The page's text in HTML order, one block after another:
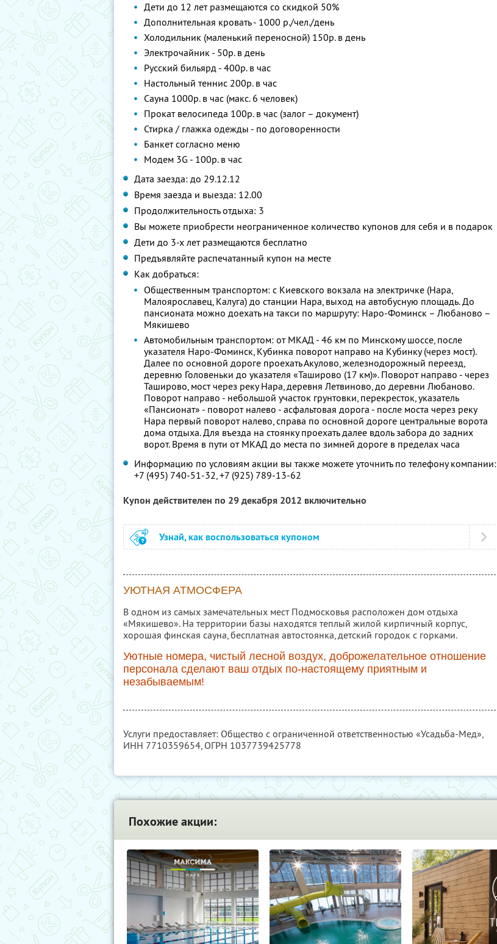
Дети до 12 лет размещаются со скидкой 50%
Дополнительная кровать - 1000 р./чел./день
Холодильник (маленький переносной) 150р. в день
Электрочайник - 50р. в день
Русский бильярд - 400р. в час
Настольный теннис 200р. в час
Сауна 1000р. в час (макс. 6 человек)
Прокат велосипеда 100р. в час (залог – документ)
Стирка / глажка одежды - по договоренности
Банкет согласно меню
Модем 3G - 100р. в час
Дата заезда: до 29.12.12
Время заезда и выезда: 12.00
Продолжительность отдыха: 3
Вы можете приобрести неограниченное количество купонов для себя и в подарок
Дети до 3-х лет размещаются бесплатно
Предъявляйте распечатанный купон на месте
Как добраться:
Общественным транспортом: с Киевского вокзала на электричке (Нара,
Малоярославец, Калуга) до станции Нара, выход на автобусную площадь. До
пансионата можно доехать на такси по маршруту: Наро-Фоминск – Любаново –
Мякишево
Автомобильным транспортом: от МКАД - 46 км по Минскому шоссе, после
указателя Наро-Фоминск, Кубинка поворот направо на Кубинку (через мост).
Далее по основной дороге проехать Акулово, железнодорожный переезд,
деревню Головеньки до указателя «Таширово (17 км)». Поворот направо - через
Таширово, мост через реку Нара, деревня Летвиново, до деревни Любаново.
Поворот направо - небольшой участок грунтовки, перекресток, указатель
«Пансионат» - поворот налево - асфальтовая дорога - после моста через реку
Нара первый поворот налево, справа по основной дороге центральные ворота
дома отдыха. Для въезда на стоянку проехать далее вдоль забора до задних
ворот. Время в пути от МКАД до места по зимней дороге в пределах часа
Информацию по условиям акции вы также можете уточнить по телефону компании:
+7 (495) 740-51-32, +7 (925) 789-13-62
Купон действителен по 29 декабря 2012 включительно
Узнай, как воспользоваться купоном
УЮТНАЯ АТМОСФЕРА
В одном из самых замечательных мест Подмосковья расположен дом отдыха
«Мякишево». На территории базы находятся теплый жилой кирпичный корпус,
хорошая финская сауна, бесплатная автостоянка, детский городок с горками.
Уютные номера, чистый лесной воздух, доброжелательное отношение
персонала сделают ваш отдых по-настоящему приятным и
незабываемым!
Услуги предоставляет: Общество с ограниченной ответственностью «Усадьба-Мед»,
ИНН 7710359654, ОГРН 1037739425778
Похожие акции: